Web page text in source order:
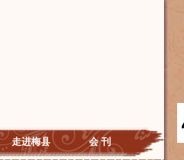
走进梅县 会 刊